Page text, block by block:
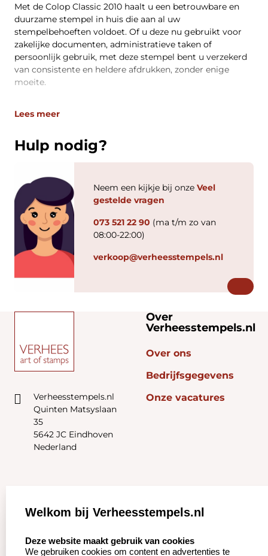
Met de Colop Classic 2010 haalt u een betrouwbare en
duurzame stempel in huis die aan al uw
stempelbehoeften voldoet. Of u deze nu gebruikt voor
zakelijke documenten, administratieve taken of
persoonlijk gebruik, met deze stempel bent u verzekerd
van consistente en heldere afdrukken, zonder enige
moeite.
Lees meer
Hulp nodig?
Neem een kijkje bij onze Veel
gestelde vragen
073 521 22 90 (ma t/m zo van
08:00-22:00)
verkoop@verheesstempels.nl
Verheesstempels.nl
Quinten Matsyslaan
35
5642 JC Eindhoven
Nederland
Over
Verheesstempels.nl
Over ons
Bedrijfsgegevens
Onze vacatures
Zakelijk: Klantenservice:
Welkom bij Verheesstempels.nl
Deze website maakt gebruik van cookies
We gebruiken cookies om content en advertenties te